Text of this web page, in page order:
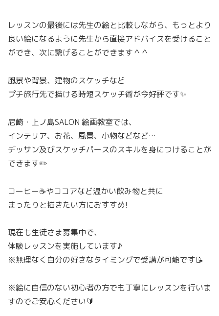
レッスンの最後には先生の絵と比較しながら、もっとより
良い絵になるように先生から直接アドバイスを受けること
ができ、次に繋げることができます＾＾
風景や背景、建物のスケッチなど
プチ旅行先で描ける時短スケッチ術が今好評です✨
尼崎・上ノ島SALON 絵画教室では、
インテリア、お花、風景、小物などなど…
デッサン及びスケッチパースのスキルを身につけることが
できます✏️
コーヒー☕️やココアなど温かい飲み物と共に
まったりと描きたい方におすすめ!
現在も生徒さま募集中で、
体験レッスンを実施しています♪
※無理なく自分の好きなタイミングで受講が可能です📝
※絵に自信のない初心者の方でも丁寧にレッスンを行いま
すのでご安心ください🔰